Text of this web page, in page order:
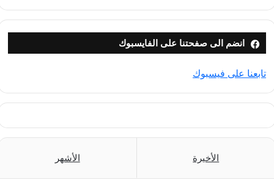
انضم الى صفحتنا على الفايسبوك
تابعنا على فيسبوك
الأخيرة الأشهر